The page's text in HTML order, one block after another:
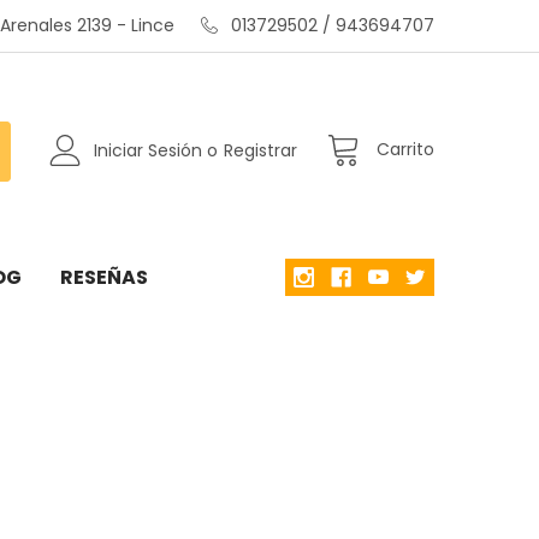
2139 - Lince 013729502 / 943694707
Iniciar Sesión o Registrar Carrito
RESEÑAS